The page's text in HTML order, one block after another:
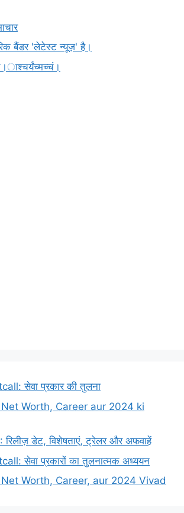
बैंडर 'लेटेस्ट न्यूज़' है।
सेवा प्रकार की तुलना
Worth, Career aur 2024 ki
डेट, विशेषताएं, ट्रेलर और अफवाहें
सेवा प्रकारों का तुलनात्मक अध्ययन
Worth, Career, aur 2024 Vivad